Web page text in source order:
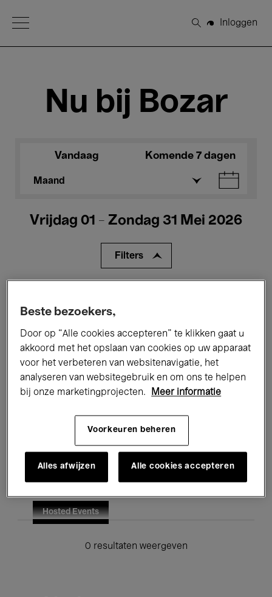
Open Menu
Zoeken
Inloggen
Nu bij Bozar
Vandaag Komende 7 dagen
Maand
Vrijdag 01 - Zondag 31 Mei 2026
Filters
Performances Lezingen & Debatten
Jazz Klassieke Muziek Global Music
Onderwijs Rondleidingen
Hosted Events
0 resultaten weergeven
Beste bezoekers,
Door op “Alle cookies accepteren” te klikken gaat u
akkoord met het opslaan van cookies op uw apparaat
voor het verbeteren van websitenavigatie, het
analyseren van websitegebruik en om ons te helpen
bij onze marketingprojecten.
Meer informatie
Voorkeuren beheren
Alles afwijzen Alle cookies accepteren